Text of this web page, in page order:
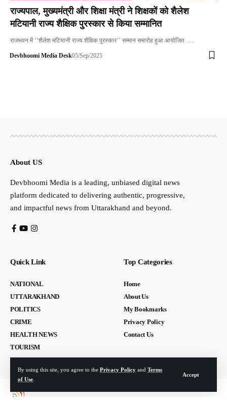
By using this site, you agree to the Privacy Policy and Terms
of Use
Accept
राज्यपाल, मुख्यमंत्री और शिक्षा मंत्री ने शिक्षकों को शैलेश
मटियानी राज्य शैक्षिक पुरस्कार से किया सम्मानित
राजभवन में ‘‘शैलेश मटियानी राज्य शैक्षिक पुरस्कार’’ सम्मान समारोह हुआ आयोजित …
Devbhoomi Media Desk05/Sep/2025
About US
Devbhoomi Media is a leading, unbiased digital news
platform dedicated to delivering authentic, progressive,
and impactful news from Uttarakhand and beyond.
Quick Link
NATIONAL
UTTARAKHAND
POLITICS
CRIME
HEALTH NEWS
TOURISM
Top Categories
Home
About Us
My Bookmarks
Privacy Policy
Contact Us